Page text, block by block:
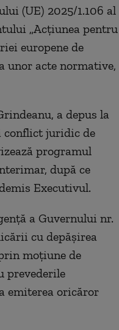
(UE) 2025/1.106 al
„Acţiunea pentru
europene de
unor acte normative,
a depus la
conflict juridic de
programul
după ce
Executivul.
a Guvernului nr.
cu depăşirea
moţiune de
prevederile
emiterea oricăror